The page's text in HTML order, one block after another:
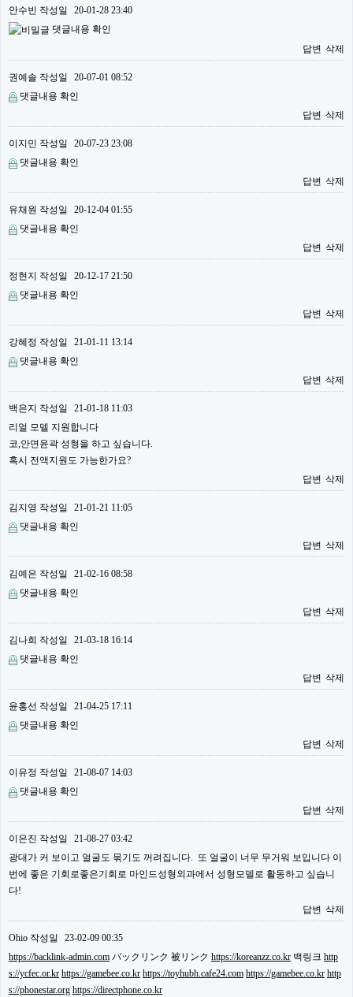
안수빈 작성일
20-01-28 23:40
댓글내용 확인
답변 삭제
권예솔 작성일
20-07-01 08:52
댓글내용 확인
답변 삭제
이지민 작성일
20-07-23 23:08
댓글내용 확인
답변 삭제
유채원 작성일
20-12-04 01:55
댓글내용 확인
답변 삭제
정현지 작성일
20-12-17 21:50
댓글내용 확인
답변 삭제
강혜정 작성일
21-01-11 13:14
댓글내용 확인
답변 삭제
백은지 작성일
21-01-18 11:03
리얼 모델 지원합니다
코,안면윤곽 성형을 하고 싶습니다.
혹시 전액지원도 가능한가요?
답변 삭제
김지영 작성일
21-01-21 11:05
댓글내용 확인
답변 삭제
김예은 작성일
21-02-16 08:58
댓글내용 확인
답변 삭제
김나희 작성일
21-03-18 16:14
댓글내용 확인
답변 삭제
윤홍선 작성일
21-04-25 17:11
댓글내용 확인
답변 삭제
이유정 작성일
21-08-07 14:03
댓글내용 확인
답변 삭제
이은진 작성일
21-08-27 03:42
광대가 커 보이고 얼굴도 묶기도 꺼려집니다. 또 얼굴이 너무 무거워 보입니다 이
번에 좋은 기회로좋은기회로 마인드성형외과에서 성형모델로 활동하고 싶습니
다!
답변 삭제
Ohio 작성일
23-02-09 00:35
https://backlink-admin.com バックリンク 被リンク https://koreanzz.co.kr 백링크 http
s://ycfec.or.kr https://gamebee.co.kr https://toyhubh.cafe24.com https://gamebee.co.kr http
s://phonestar.org https://directphone.co.kr